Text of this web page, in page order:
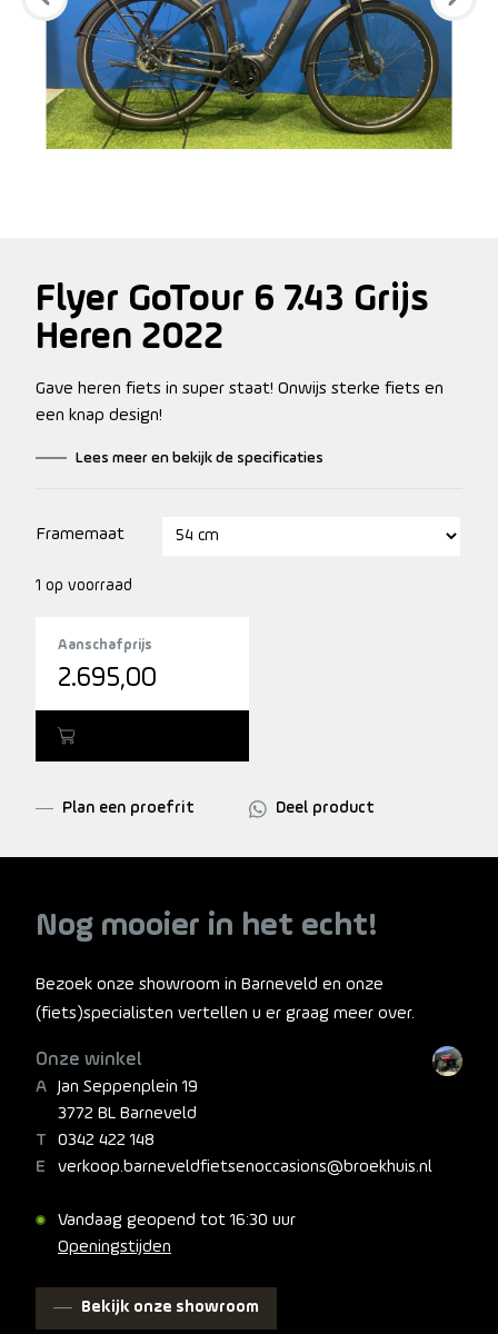
Flyer GoTour 6 7.43 Grijs
Heren 2022
Gave heren fiets in super staat! Onwijs sterke fiets en
een knap design!
Lees meer en bekijk de specificaties
Framemaat
1 op voorraad
Aanschafprijs
2.695,00
Plan een proefrit Deel product
Nog mooier in het echt!
Bezoek onze showroom in Barneveld en onze
(fiets)specialisten vertellen u er graag meer over.
Onze winkel
Jan Seppenplein 19
3772 BL Barneveld
0342 422 148
verkoop.barneveldfietsenoccasions@broekhuis.nl
Vandaag geopend tot 16:30 uur
Openingstijden
Bekijk onze showroom